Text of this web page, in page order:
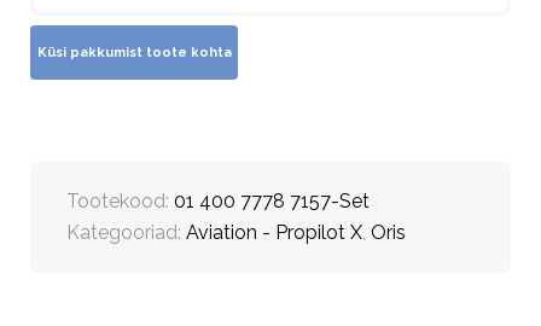
Tootekood: 01 400 7778 7157-Set
Kategooriad: Aviation - Propilot X, Oris